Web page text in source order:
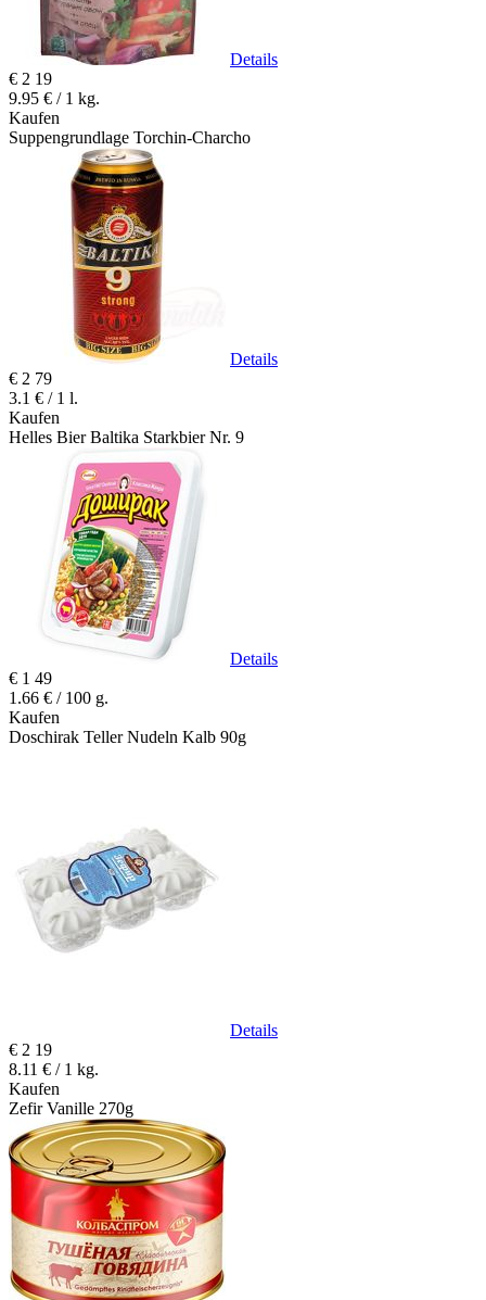
Details
€ 2 19
9.95 € / 1 kg.
Kaufen
Suppengrundlage Torchin-Charcho
Details
€ 2 79
3.1 € / 1 l.
Kaufen
Helles Bier Baltika Starkbier Nr. 9
Details
€ 1 49
1.66 € / 100 g.
Kaufen
Doschirak Teller Nudeln Kalb 90g
Details
€ 2 19
8.11 € / 1 kg.
Kaufen
Zefir Vanille 270g